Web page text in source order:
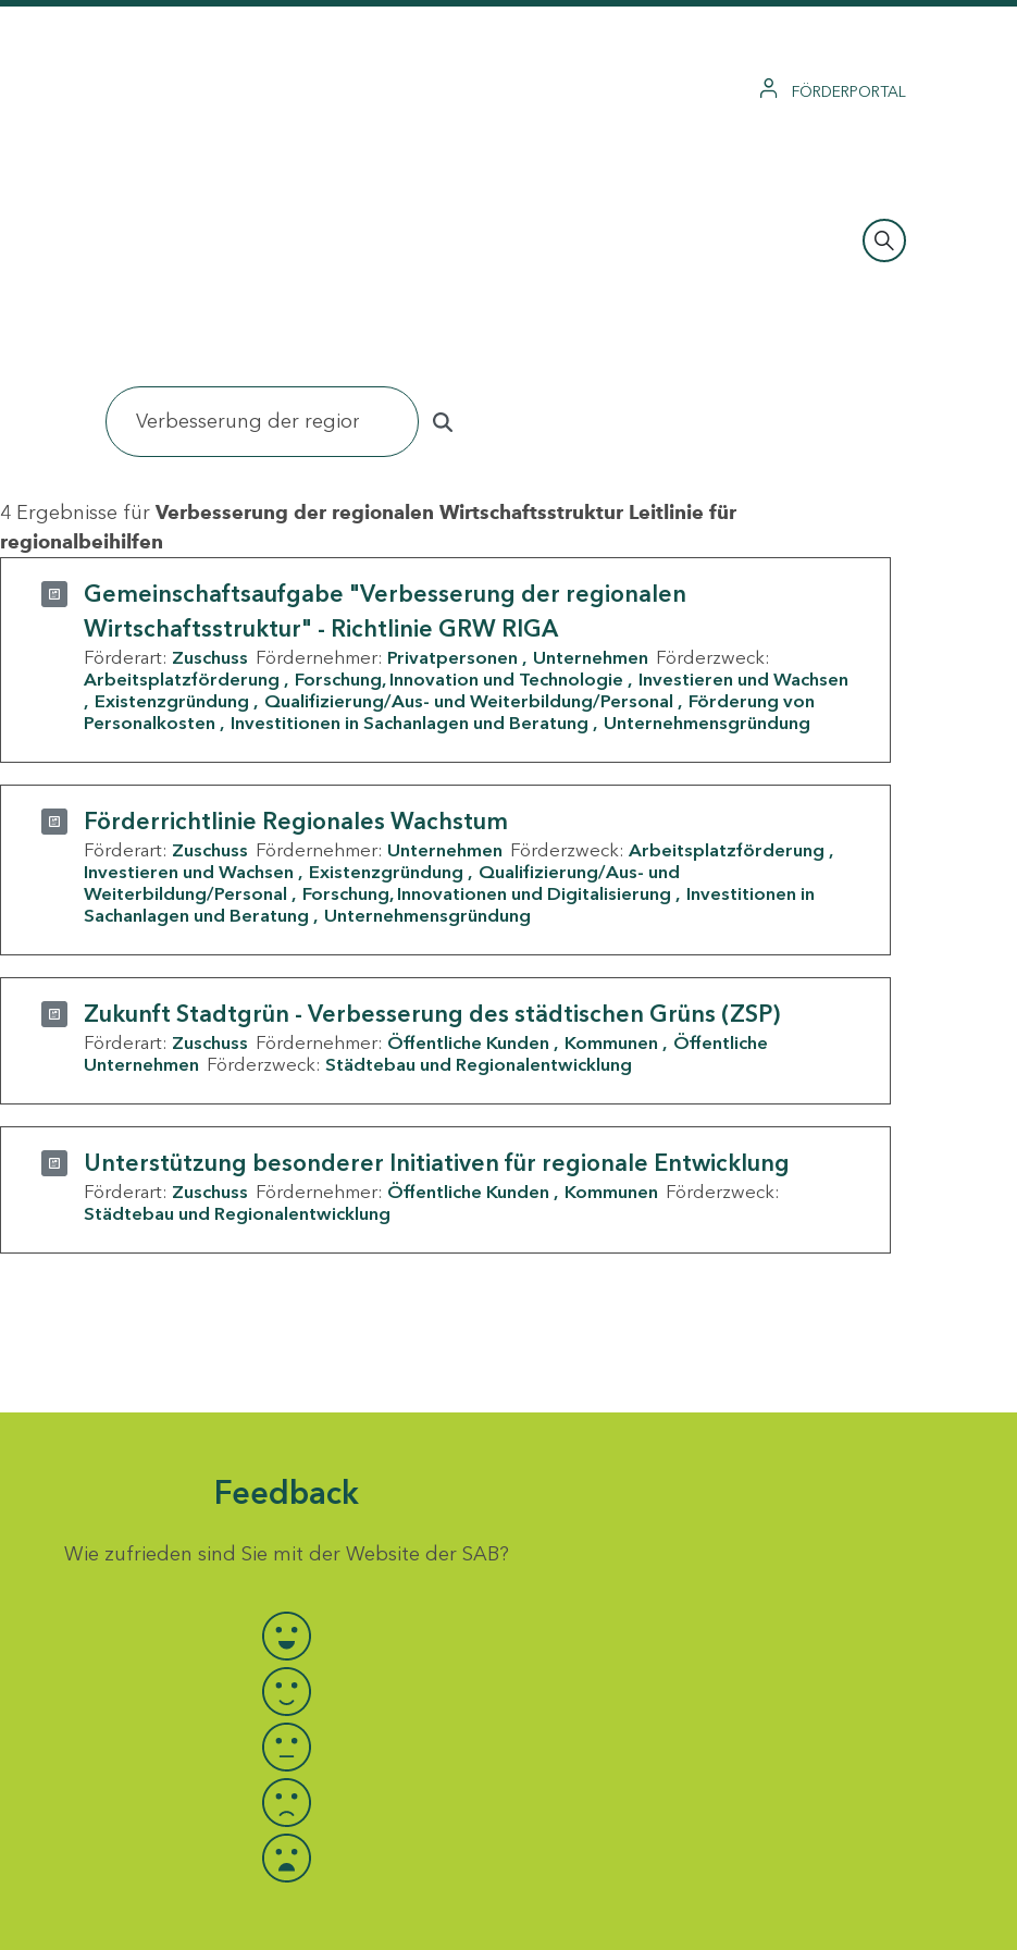
FÖRDERPORTAL
4 Ergebnisse für Verbesserung der regionalen Wirtschaftsstruktur Leitlinie für
regionalbeihilfen
Gemeinschaftsaufgabe "Verbesserung der regionalen
Wirtschaftsstruktur" - Richtlinie GRW RIGA
Förderart: Zuschuss Fördernehmer: Privatpersonen Unternehmen Förderzweck:
Arbeitsplatzförderung
Forschung, Innovation und Technologie
Investieren und Wachsen
Existenzgründung
Qualifizierung/Aus- und Weiterbildung/Personal
Förderung von
Personalkosten
Investitionen in Sachanlagen und Beratung Unternehmensgründung
Förderrichtlinie Regionales Wachstum
Förderart: Zuschuss Fördernehmer: Unternehmen Förderzweck: Arbeitsplatzförderung
Investieren und Wachsen
Existenzgründung
Qualifizierung/Aus- und
Weiterbildung/Personal
Forschung, Innovationen und Digitalisierung
Investitionen in
Sachanlagen und Beratung
Unternehmensgründung
Zukunft Stadtgrün - Verbesserung des städtischen Grüns (ZSP)
Förderart: Zuschuss Fördernehmer: Öffentliche Kunden Kommunen
Öffentliche
Unternehmen Förderzweck: Städtebau und Regionalentwicklung
Unterstützung besonderer Initiativen für regionale Entwicklung
Förderart: Zuschuss Fördernehmer: Öffentliche Kunden Kommunen Förderzweck:
Städtebau und Regionalentwicklung
Feedback
Wie zufrieden sind Sie mit der Website der SAB?
Bewertung auswählen